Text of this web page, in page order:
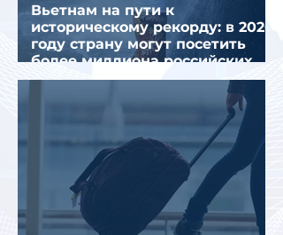
Вьетнам на пути к
историческому рекорду: в 2026
году страну могут посетить
более миллиона российских
туристов